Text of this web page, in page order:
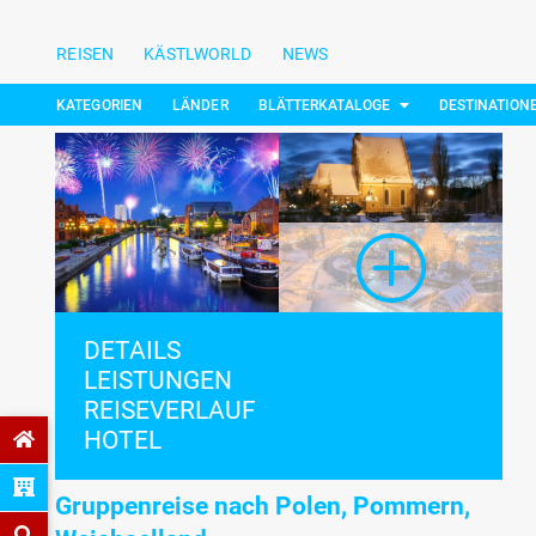
REISEN KÄSTLWORLD NEWS
KATEGORIEN LÄNDER BLÄTTERKATALOGE
DETAILS
LEISTUNGEN
REISEVERLAUF
HOTEL
Gruppenreise nach Polen, Pommern,